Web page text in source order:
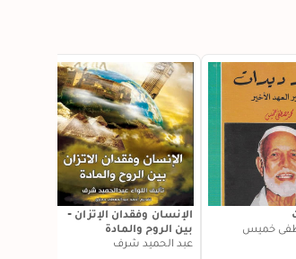
خميس
الإنسان وفقدان الإتزان -
بين الروح والمادة
عبد الحميد شرف